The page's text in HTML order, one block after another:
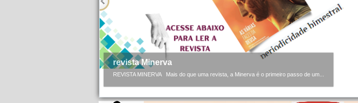
revista Minerva
REVISTA MINERVA Mais do que uma revista, a Minerva é o primeiro passo de um...